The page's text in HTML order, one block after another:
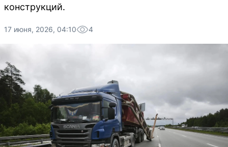
конструкций.
17 июня, 2026, 04:10 4